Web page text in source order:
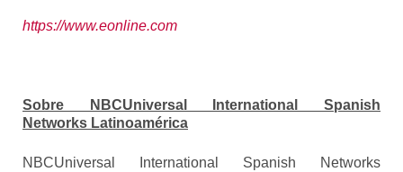
https://www.eonline.com
Sobre NBCUniversal International Spanish
Networks Latinoamérica
NBCUniversal International Spanish Networks